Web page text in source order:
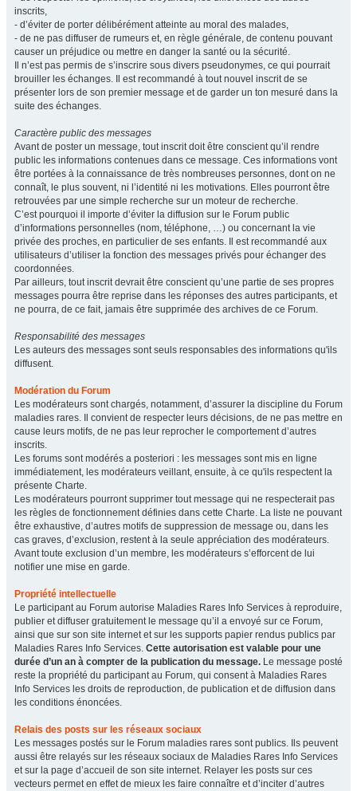
inscrits,
- d’éviter de porter délibérément atteinte au moral des malades,
- de ne pas diffuser de rumeurs et, en règle générale, de contenu pouvant
causer un préjudice ou mettre en danger la santé ou la sécurité.
Il n’est pas permis de s’inscrire sous divers pseudonymes, ce qui pourrait
brouiller les échanges. Il est recommandé à tout nouvel inscrit de se
présenter lors de son premier message et de garder un ton mesuré dans la
suite des échanges.
Caractère public des messages
Avant de poster un message, tout inscrit doit être conscient qu’il rendre
public les informations contenues dans ce message. Ces informations vont
être portées à la connaissance de très nombreuses personnes, dont on ne
connaît, le plus souvent, ni l’identité ni les motivations. Elles pourront être
retrouvées par une simple recherche sur un moteur de recherche.
C’est pourquoi il importe d’éviter la diffusion sur le Forum public
d’informations personnelles (nom, téléphone, …) ou concernant la vie
privée des proches, en particulier de ses enfants. Il est recommandé aux
utilisateurs d’utiliser la fonction des messages privés pour échanger des
coordonnées.
Par ailleurs, tout inscrit devrait être conscient qu’une partie de ses propres
messages pourra être reprise dans les réponses des autres participants, et
ne pourra, de ce fait, jamais être supprimée des archives de ce Forum.
Responsabilité des messages
Les auteurs des messages sont seuls responsables des informations qu'ils
diffusent.
Modération du Forum
Les modérateurs sont chargés, notamment, d’assurer la discipline du Forum
maladies rares. Il convient de respecter leurs décisions, de ne pas mettre en
cause leurs motifs, de ne pas leur reprocher le comportement d’autres
inscrits.
Les forums sont modérés a posteriori : les messages sont mis en ligne
immédiatement, les modérateurs veillant, ensuite, à ce qu'ils respectent la
présente Charte.
Les modérateurs pourront supprimer tout message qui ne respecterait pas
les règles de fonctionnement définies dans cette Charte. La liste ne pouvant
être exhaustive, d’autres motifs de suppression de message ou, dans les
cas graves, d’exclusion, restent à la seule appréciation des modérateurs.
Avant toute exclusion d’un membre, les modérateurs s’efforcent de lui
notifier une mise en garde.
Propriété intellectuelle
Le participant au Forum autorise Maladies Rares Info Services à reproduire,
publier et diffuser gratuitement le message qu’il a envoyé sur ce Forum,
ainsi que sur son site internet et sur les supports papier rendus publics par
Maladies Rares Info Services. Cette autorisation est valable pour une
durée d’un an à compter de la publication du message. Le message posté
reste la propriété du participant au Forum, qui consent à Maladies Rares
Info Services les droits de reproduction, de publication et de diffusion dans
les conditions énoncées.
Relais des posts sur les réseaux sociaux
Les messages postés sur le Forum maladies rares sont publics. Ils peuvent
aussi être relayés sur les réseaux sociaux de Maladies Rares Info Services
et sur la page d’accueil de son site internet. Relayer les posts sur ces
vecteurs permet en effet de mieux les faire connaître et d’inciter d’autres